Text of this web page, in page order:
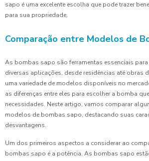
sapo é uma excelente escolha que pode trazer
para sua propriedade.
Comparação entre Modelos de
As bombas sapo são ferramentas essenciais para
diversas aplicações, desde residências até obras
uma variedade de modelos disponíveis no
as diferenças entre eles para escolher a bomba
necessidades. Neste artigo, vamos comparar
modelos de bombas sapo, destacando suas
desvantagens.
Um dos primeiros aspectos a considerar ao
bombas sapo é a potência. As bombas sapo